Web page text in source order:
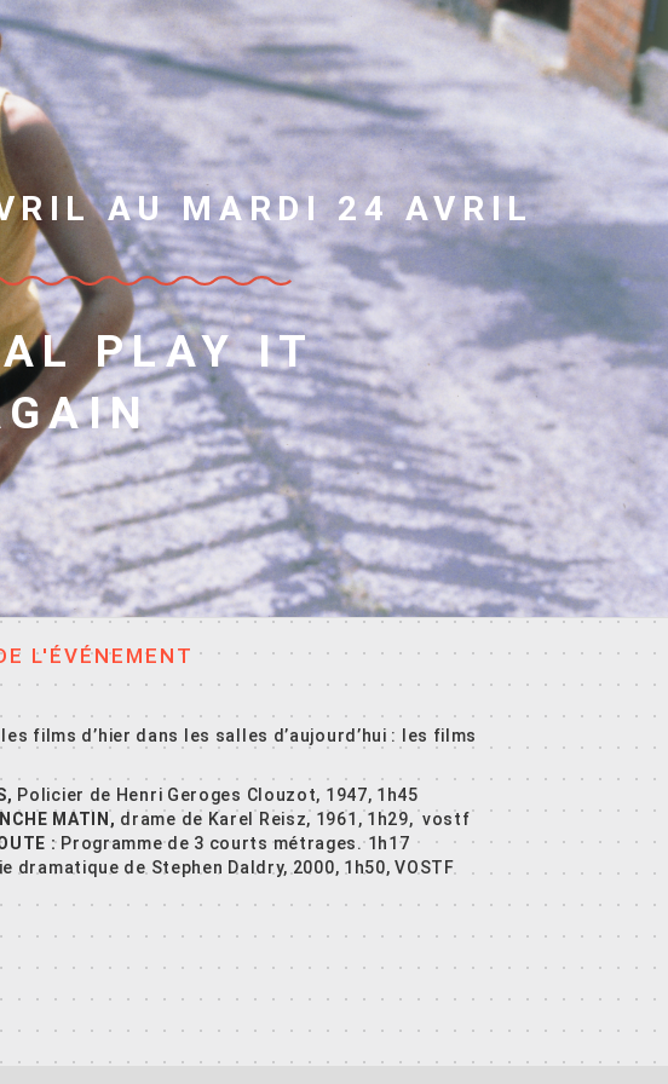
AU MARDI 24 AVRIL
PLAY IT
L'ÉVÉNEMENT
films d’hier dans les salles d’aujourd’hui : les films
Policier de Henri Geroges Clouzot, 1947, 1h45
MATIN, drame de Karel Reisz, 1961, 1h29, vostf
: Programme de 3 courts métrages. 1h17
dramatique de Stephen Daldry, 2000, 1h50, VOSTF